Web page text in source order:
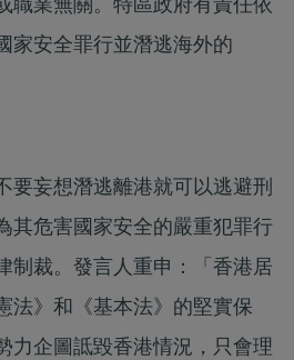
職業無關。特區政府有責任依
家安全罪行並潛逃海外的
要妄想潛逃離港就可以逃避刑
其危害國家安全的嚴重犯罪行
制裁。發言人重申：「香港居
法》和《基本法》的堅實保
力企圖詆毀香港情況，只會理